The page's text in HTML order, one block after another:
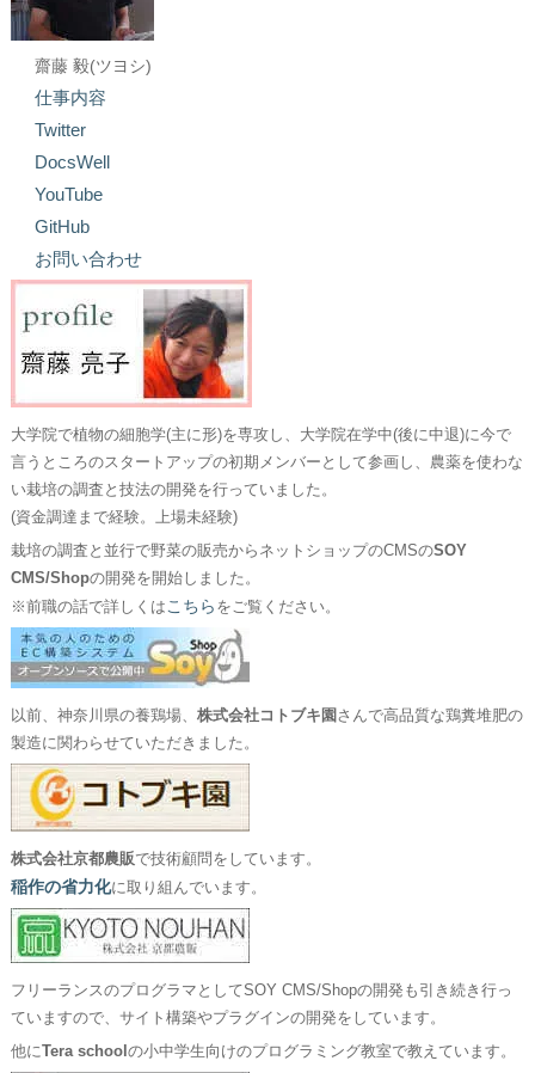
齋藤 毅(ツヨシ)
仕事内容
Twitter
DocsWell
YouTube
GitHub
お問い合わせ
大学院で植物の細胞学(主に形)を専攻し、大学院在学中(後に中退)に今で
言うところのスタートアップの初期メンバーとして参画し、農薬を使わな
い栽培の調査と技法の開発を行っていました。
(資金調達まで経験。上場未経験)
栽培の調査と並行で野菜の販売からネットショップのCMSのSOY
CMS/Shopの開発を開始しました。
※前職の話で詳しくは こちら をご覧ください。
以前、神奈川県の養鶏場、 株式会社コトブキ園 さんで高品質な鶏糞堆肥の
製造に関わらせていただきました。
株式会社京都農販で技術顧問をしています。
稲作の省力化に取り組んでいます。
フリーランスのプログラマとしてSOY CMS/Shopの開発も引き続き行っ
ていますので、サイト構築やプラグインの開発をしています。
他にTera school の小中学生向けのプログラミング教室で教えています。